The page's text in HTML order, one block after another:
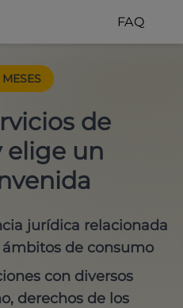
FAQ
de
elige un
jurídica relacionada
de consumo
con diversos
derechos de los